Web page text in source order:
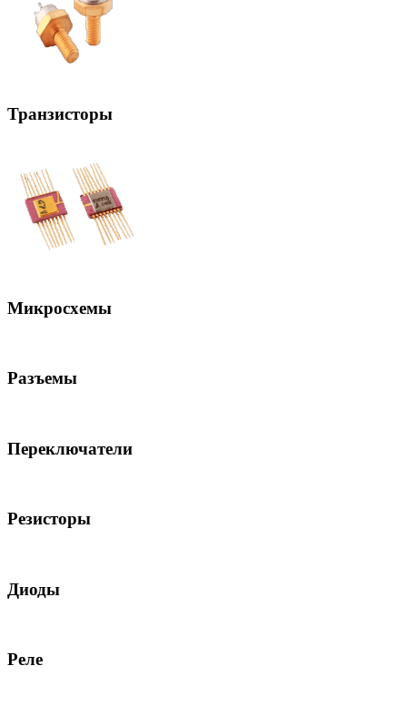
Транзисторы
Микросхемы
Разъемы
Переключатели
Резисторы
Диоды
Реле